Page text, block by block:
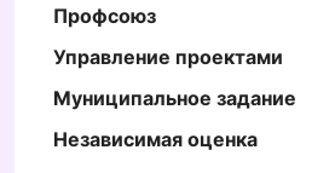
Профсоюз
Управление проектами
Муниципальное задание
Независимая оценка